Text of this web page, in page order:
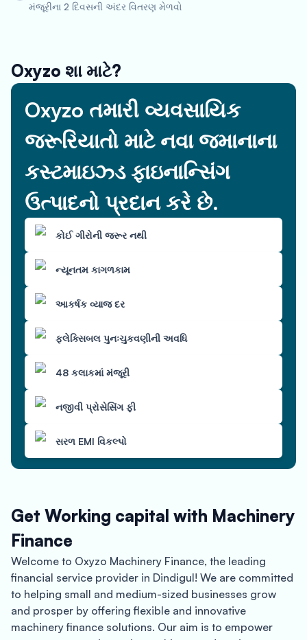
મંજૂરીના 2 દિવસની અંદર વિતરણ મેળવો
Oxyzo શા માટે?
Oxyzo તમારી વ્યવસાયિક
જરૂરિયાતો માટે નવા જમાનાના
કસ્ટમાઇઝ્ડ ફાઇનાન્સિંગ
ઉત્પાદનો પ્રદાન કરે છે.
કોઈ ગીરોની જરૂર નથી
ન્યૂનતમ કાગળકામ
આકર્ષક વ્યાજ દર
ફ્લેક્સિબલ પુનઃચુકવણીની અવધિ
48 કલાકમાં મંજૂરી
નજીવી પ્રોસેસિંગ ફી
સરળ EMI વિકલ્પો
Get Working capital with Machinery
Finance
Welcome to Oxyzo Machinery Finance, the leading
financial service provider in Dindigul! We are committed
to helping small and medium-sized businesses grow
and prosper by offering flexible and innovative
machinery finance solutions. Our aim is to empower